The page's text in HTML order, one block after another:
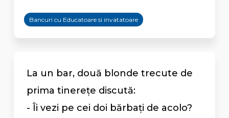
Bancuri cu Educatoare si invatatoare
La un bar, două blonde trecute de
prima tinerețe discută:
- Îi vezi pe cei doi bărbați de acolo?